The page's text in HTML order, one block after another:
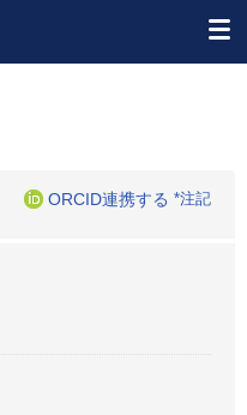
ORCID連携する *注記